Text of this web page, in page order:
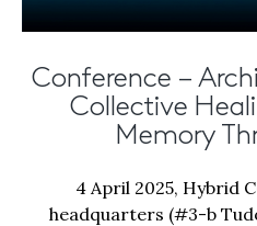
Conference –
Collective
Memory
4 April 2025, Hybrid
headquarters (#3-b